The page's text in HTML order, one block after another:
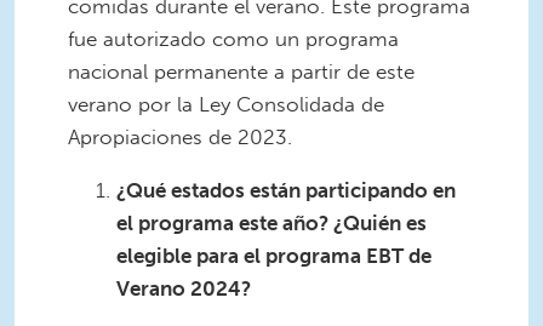
comidas durante el verano. Este programa
fue autorizado como un programa
nacional permanente a partir de este
verano por la Ley Consolidada de
Apropiaciones de 2023.
¿Qué estados están participando en
el programa este año? ¿Quién es
elegible para el programa EBT de
Verano 2024?